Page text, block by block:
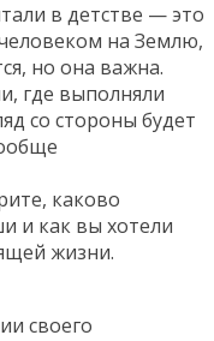
в детстве — это
на Землю,
но она важна.
где выполняли
со стороны будет
каково
и как вы хотели
жизни.
своего